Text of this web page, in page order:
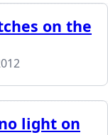
on the
light on